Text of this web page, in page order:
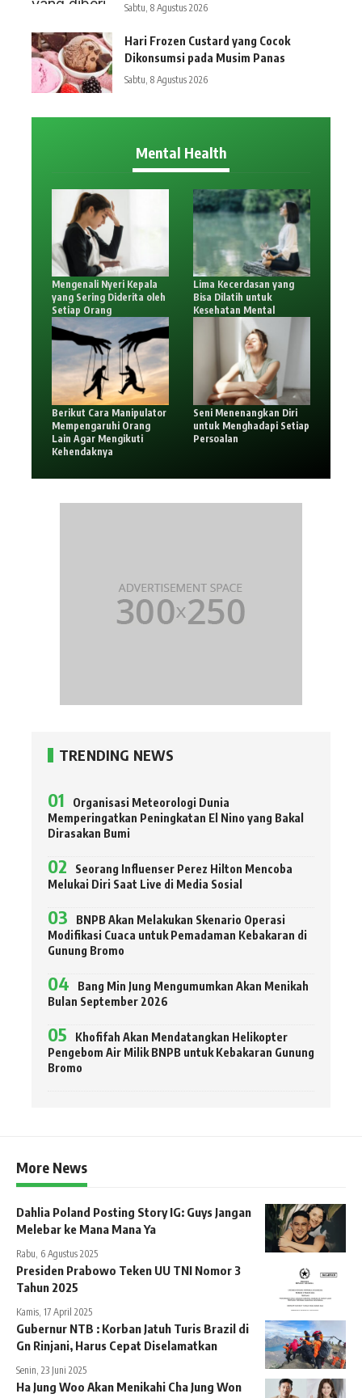
Sabtu, 8 Agustus 2026
Hari Frozen Custard yang Cocok
Dikonsumsi pada Musim Panas
Sabtu, 8 Agustus 2026
Mental Health
Mengenali Nyeri Kepala
yang Sering Diderita oleh
Setiap Orang
Lima Kecerdasan yang
Bisa Dilatih untuk
Kesehatan Mental
Berikut Cara Manipulator
Mempengaruhi Orang
Lain Agar Mengikuti
Kehendaknya
Seni Menenangkan Diri
untuk Menghadapi Setiap
Persoalan
TRENDING NEWS
Organisasi Meteorologi Dunia
Memperingatkan Peningkatan El Nino yang Bakal
Dirasakan Bumi
Seorang Influenser Perez Hilton Mencoba
Melukai Diri Saat Live di Media Sosial
BNPB Akan Melakukan Skenario Operasi
Modifikasi Cuaca untuk Pemadaman Kebakaran di
Gunung Bromo
Bang Min Jung Mengumumkan Akan Menikah
Bulan September 2026
Khofifah Akan Mendatangkan Helikopter
Pengebom Air Milik BNPB untuk Kebakaran Gunung
Bromo
More News
Dahlia Poland Posting Story IG: Guys Jangan
Melebar ke Mana Mana Ya
Rabu, 6 Agustus 2025
Presiden Prabowo Teken UU TNI Nomor 3
Tahun 2025
Kamis, 17 April 2025
Gubernur NTB : Korban Jatuh Turis Brazil di
Gn Rinjani, Harus Cepat Diselamatkan
Senin, 23 Juni 2025
Ha Jung Woo Akan Menikahi Cha Jung Won